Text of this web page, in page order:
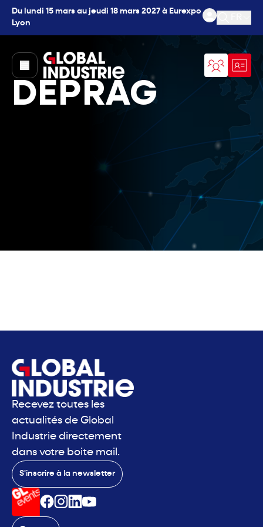
Du lundi 15 mars au jeudi 18 mars 2027 à Eurexpo
Lyon
Ouvrir
page.home
DEPRAG
Recevez toutes les
actualités de Global
Industrie directement
dans votre boite mail.
S'inscrire à la newsletter